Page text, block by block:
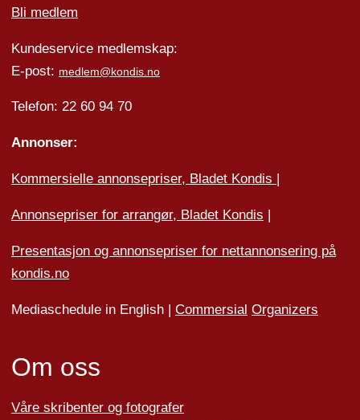
Bli medlem
Kundeservice medlemskap:
E-post: medlem@kondis.no
Telefon: 22 60 94 70
Annonser:
Kommersielle annonsepriser, Bladet Kondis
Annonsepriser for arrangør, Bladet Kondis
Presentasjon og annonsepriser for nettannonsering på
kondis.no
Mediaschedule in English | Commersial Organizers
Om oss
Våre skribenter og fotografer